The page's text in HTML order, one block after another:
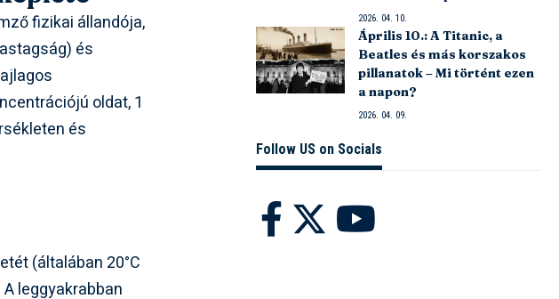
fizikai állandója,
és
oldat, 1
és
(általában 20°C
leggyakrabban
2026. 04. 10.
Április 10.: A Titanic, a
Beatles és más korszakos
pillanatok – Mi történt ezen
a napon?
2026. 04. 09.
Follow US on Socials